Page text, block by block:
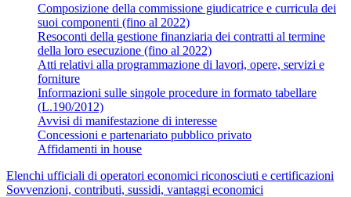
Composizione della commissione giudicatrice e curricula dei
suoi componenti (fino al 2022)
Resoconti della gestione finanziaria dei contratti al termine
della loro esecuzione (fino al 2022)
Atti relativi alla programmazione di lavori, opere, servizi e
forniture
Informazioni sulle singole procedure in formato tabellare
(L.190/2012)
Avvisi di manifestazione di interesse
Concessioni e partenariato pubblico privato
Affidamenti in house
Elenchi ufficiali di operatori economici riconosciuti e certificazioni
Sovvenzioni, contributi, sussidi, vantaggi economici